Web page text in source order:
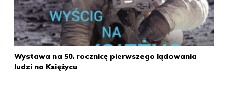
Wystawa na 50. rocznicę pierwszego lądowania
ludzi na Księżycu